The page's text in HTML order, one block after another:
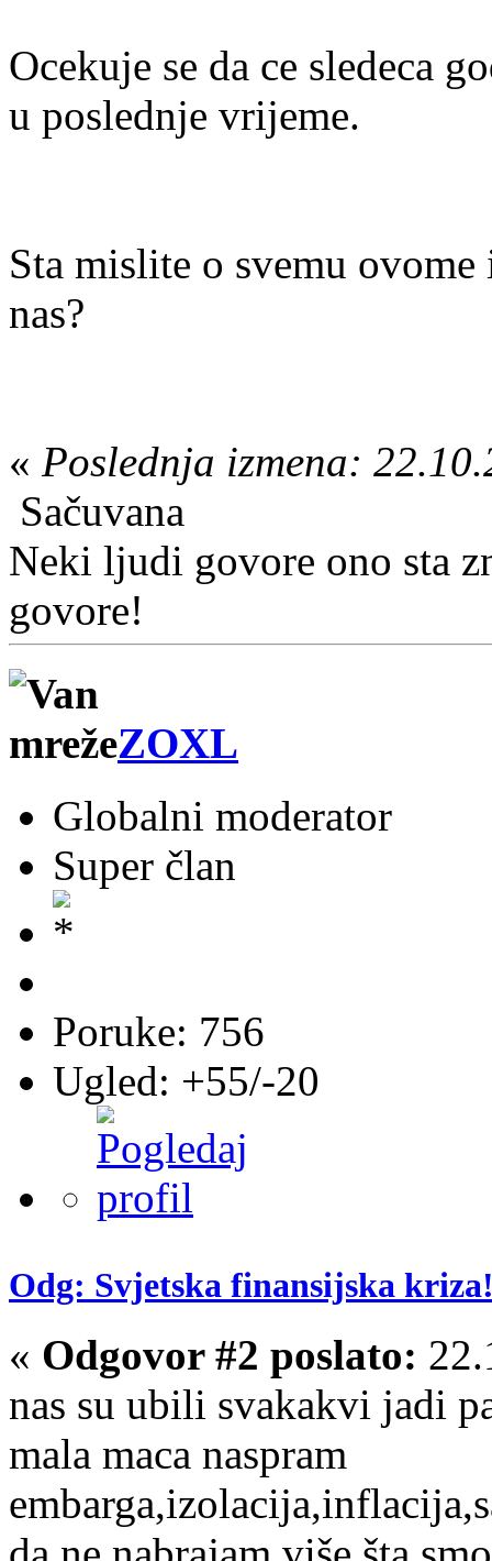
Ocekuje se da ce sledeca
u poslednje vrijeme.
Sta mislite o svemu
nas?
« Poslednja izmena:
Sačuvana
Neki ljudi govore ono sta
govore!
ZOXL
Globalni moderator
Super član
Poruke: 756
Ugled: +55/-20
Odg: Svjetska finansijska
« Odgovor #2 poslato:
nas su ubili svakakvi jadi
mala maca naspram